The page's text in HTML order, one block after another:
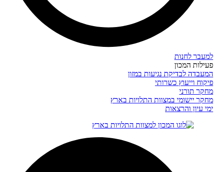
למעבר לחנות
פעילות המכון
המעבדה לבדיקת נגיעות במזון
פיקוח וייעוץ כשרותי
מחקר תורני
מחקר יישומי במצוות התלויות בארץ
ימי עיון והרצאות